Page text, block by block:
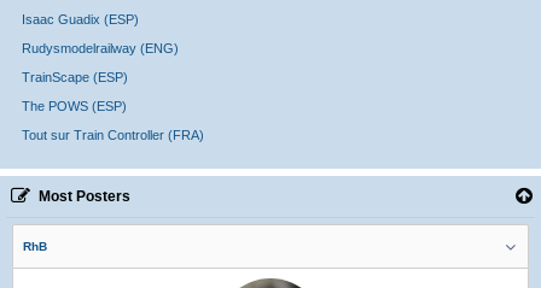
Isaac Guadix (ESP)
Rudysmodelrailway (ENG)
TrainScape (ESP)
The POWS (ESP)
Tout sur Train Controller (FRA)
Most Posters
RhB